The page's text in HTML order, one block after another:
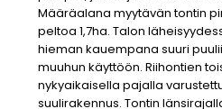
Määräalana myytävän tontin
peltoa 1,7ha. Talon
hieman kauempana suuri
muuhun käyttöön. Riihontien
nykyaikaisella pajalla
suulirakennus. Tontin